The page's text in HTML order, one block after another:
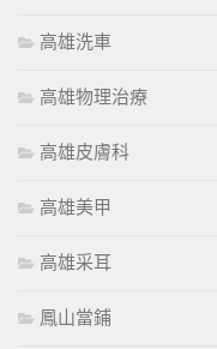
高雄洗車
高雄物理治療
高雄皮膚科
高雄美甲
高雄采耳
鳳山當鋪